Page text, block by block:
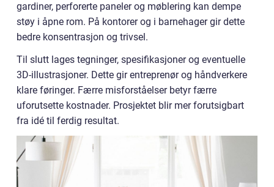
gardiner, perforerte paneler og møblering kan dempe
støy i åpne rom. På kontorer og i barnehager gir dette
bedre konsentrasjon og trivsel.
Til slutt lages tegninger, spesifikasjoner og eventuelle
3D-illustrasjoner. Dette gir entreprenør og håndverkere
klare føringer. Færre misforståelser betyr færre
uforutsette kostnader. Prosjektet blir mer forutsigbart
fra idé til ferdig resultat.